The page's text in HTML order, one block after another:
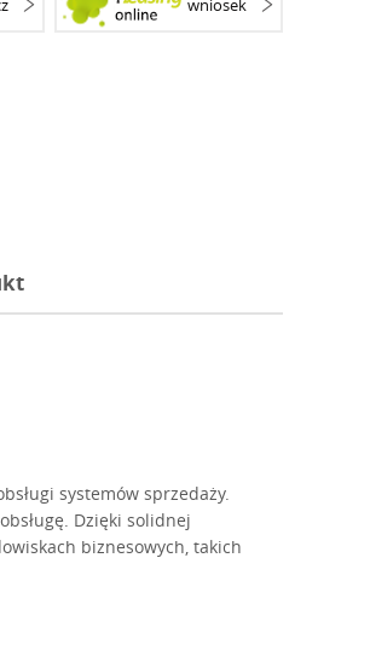
wniosek
systemów sprzedaży.
Dzięki solidnej
biznesowych, takich